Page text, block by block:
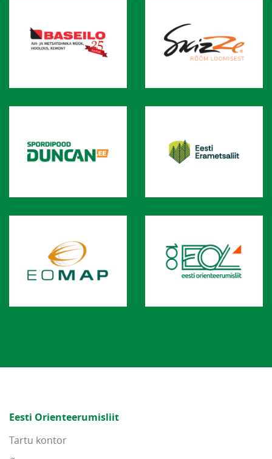
Eesti Orienteerumisliit
Tartu kontor